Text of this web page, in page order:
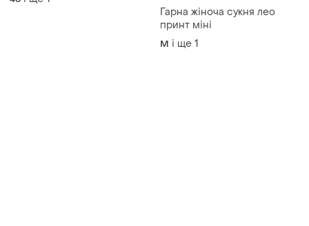
Гарна жіноча сукня лео
принт міні
M і ще 1